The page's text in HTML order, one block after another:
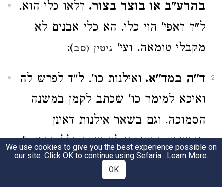
1 בהרע"ב או בוצר בצור. דלאו כלי הוא.
ל"ד דאפי' הוי כלי. הא כלי אבנים לא
מקבלי טומאה. ועי' גיטין (סב):
2 ד"ה במד"א. ואילנות כו'. ל"ד לפרש לה
ואיכא למימר כו' שכתב לקמן במשנה
הסמוכה. וגם בשאר אילנות דאינן
מוכשרין בבצירתן לא שייך כלל דברי ר'
יוסי לפמש"כ התוי"ט ד"ה ימכר לשוק.
We use cookies to give you the best experience possible on
our site. Click OK to continue using Sefaria. Learn More.
OK